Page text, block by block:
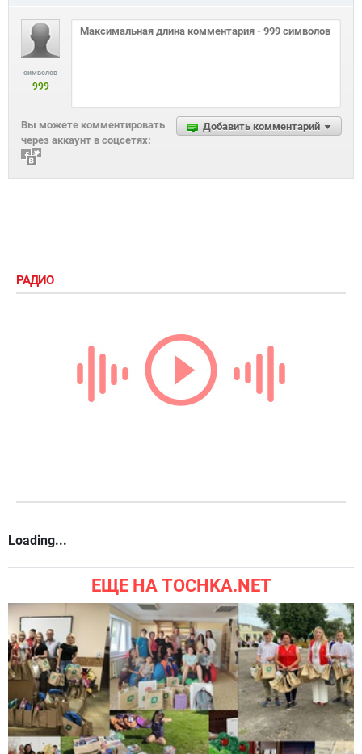
символов
999
Добавить комментарий
Вы можете комментировать
через аккаунт в соцсетях:
РАДИО
Loading...
ЕЩЕ НА TOCHKA.NET